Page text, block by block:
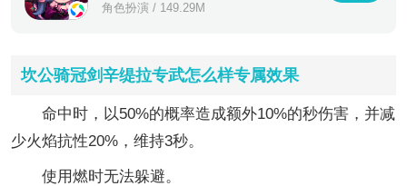
角色扮演 / 149.29M
坎公骑冠剑辛缇拉专武怎么样专属效果
命中时，以50%的概率造成额外10%的秒伤害，并减
少火焰抗性20%，维持3秒。
使用燃时无法躲避。